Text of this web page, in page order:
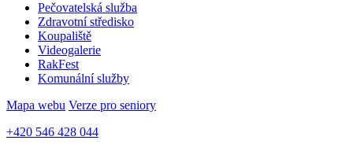
Pečovatelská služba
Zdravotní středisko
Koupaliště
Videogalerie
RakFest
Komunální služby
Mapa webu Verze pro seniory
+420 546 428 044